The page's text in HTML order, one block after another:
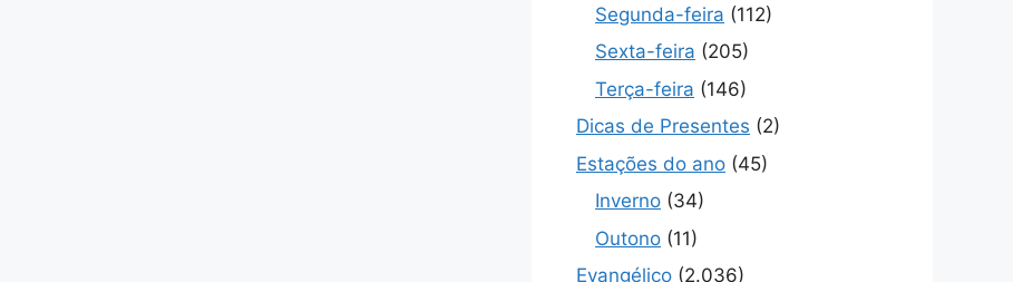
Segunda-feira (112)
Sexta-feira (205)
Terça-feira (146)
Dicas de Presentes (2)
Estações do ano (45)
Inverno (34)
Outono (11)
Evangélico (2.036)